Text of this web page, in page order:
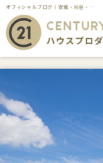
オフィシャルブログ｜安城・刈谷・知立・高浜の不動産売却はハウスプロダクト